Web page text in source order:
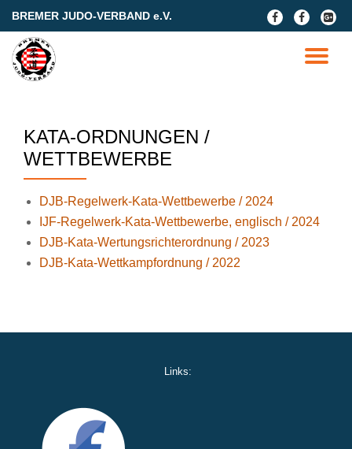
content
BREMER JUDO-VERBAND e.V.
fa-
facebook
fa-
facebook
fa-
google-
plus-
square
KATA-ORDNUNGEN /
WETTBEWERBE
DJB-Regelwerk-Kata-Wettbewerbe / 2024
IJF-Regelwerk-Kata-Wettbewerbe, englisch / 2024
DJB-Kata-Wertungsrichterordnung / 2023
DJB-Kata-Wettkampfordnung / 2022
Links: